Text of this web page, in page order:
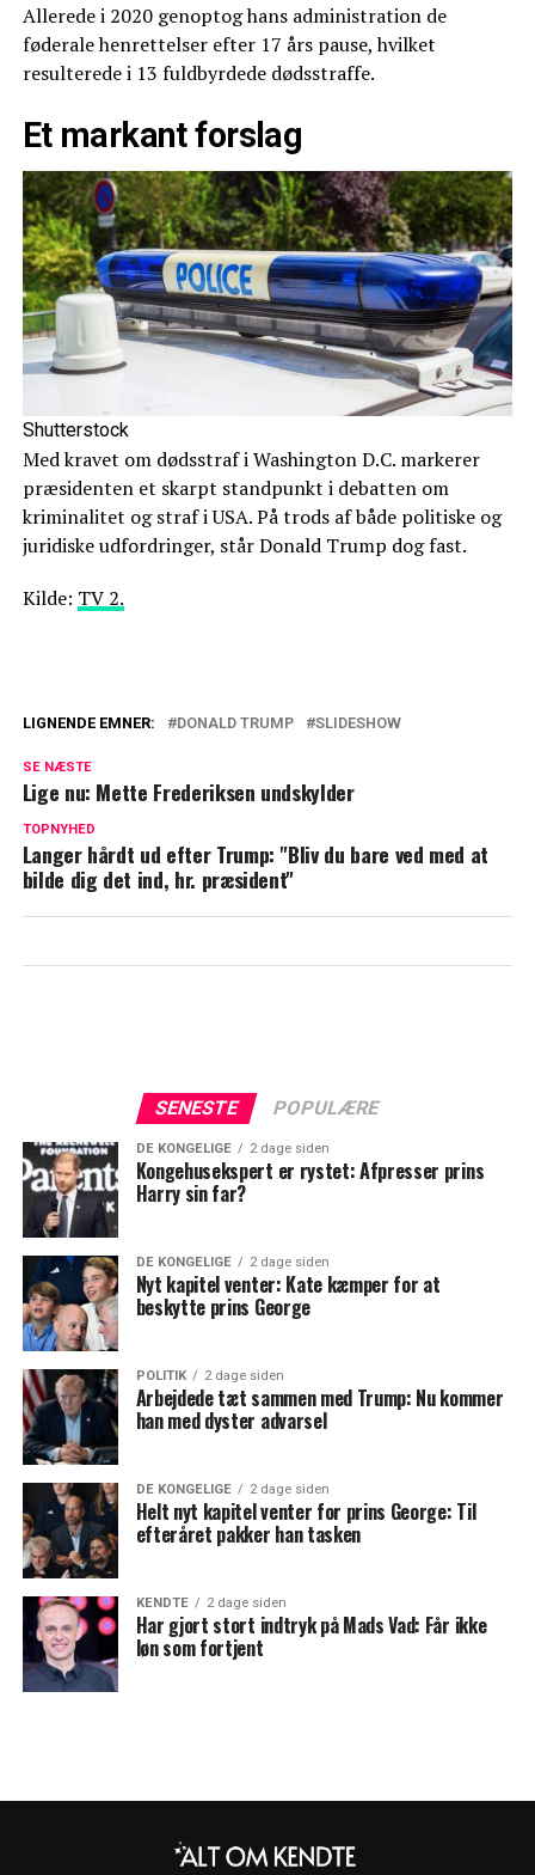
Allerede i 2020 genoptog hans administration de
føderale henrettelser efter 17 års pause, hvilket
resulterede i 13 fuldbyrdede dødsstraffe.
Et markant forslag
Shutterstock
Med kravet om dødsstraf i Washington D.C. markerer
præsidenten et skarpt standpunkt i debatten om
kriminalitet og straf i USA. På trods af både politiske og
juridiske udfordringer, står Donald Trump dog fast.
Kilde: TV 2.
Melania er separeret
millioner kroner
LIGNENDE EMNER: DONALD TRUMP SLIDESHOW
SE NÆSTE
Lige nu: Mette Frederiksen undskylder
TOPNYHED
Langer hårdt ud efter Trump: "Bliv du bare ved med at
bilde dig det ind, hr. præsident"
SENESTE POPULÆRE
DE KONGELIGE 2 dage siden
Kongehusekspert er rystet: Afpresser prins
Harry sin far?
DE KONGELIGE 2 dage siden
Nyt kapitel venter: Kate kæmper for at
beskytte prins George
POLITIK 2 dage siden
Arbejdede tæt sammen med Trump: Nu kommer
han med dyster advarsel
DE KONGELIGE 2 dage siden
Helt nyt kapitel venter for prins George: Til
efteråret pakker han tasken
KENDTE 2 dage siden
Har gjort stort indtryk på Mads Vad: Får ikke
løn som fortjent